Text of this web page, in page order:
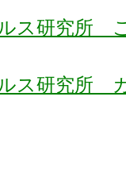
ス研究所
ス研究所